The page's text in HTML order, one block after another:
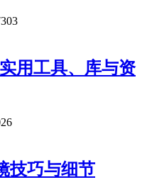
用工具、库与资
技巧与细节